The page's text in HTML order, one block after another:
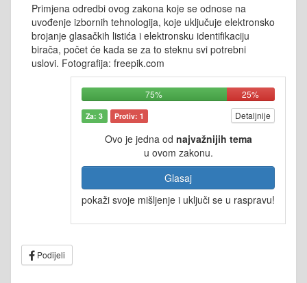
Primjena odredbi ovog zakona koje se odnose na
uvođenje izbornih tehnologija, koje uključuje elektronsko
brojanje glasačkih listića i elektronsku identifikaciju
birača, počet će kada se za to steknu svi potrebni
uslovi. Fotografija: freepik.com
75% 25%
Za: 3 Protiv: 1 Detaljnije
Ovo je jedna od najvažnijih tema
u ovom zakonu.
Glasaj
pokaži svoje mišljenje i uključi se u raspravu!
Podijeli